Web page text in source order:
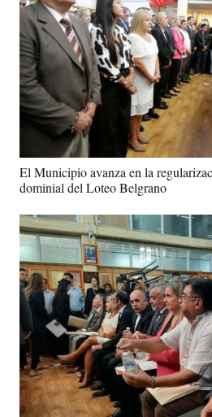
El Municipio avanza en la
dominial del Loteo Belgrano